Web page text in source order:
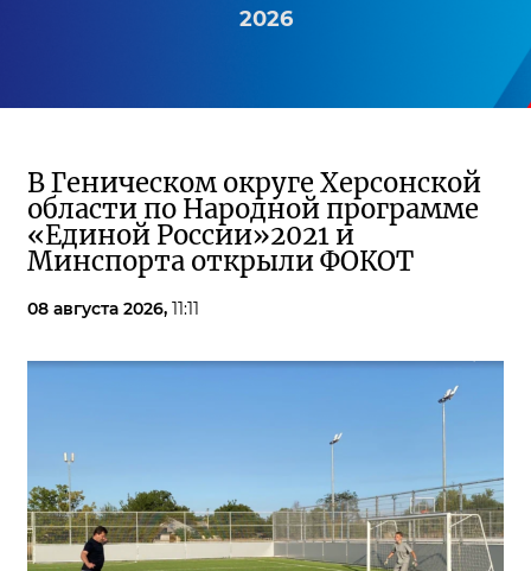
2026
В Геническом округе Херсонской
области по Народной программе
«Единой России»2021 и
Минспорта открыли ФОКОТ
08 августа 2026, 11:11